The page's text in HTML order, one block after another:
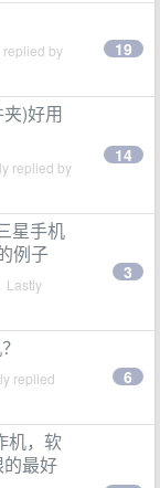
replied by 19
)好用
replied by
14
星手机
例子
Lastly
3
replied
6
机，软
最好